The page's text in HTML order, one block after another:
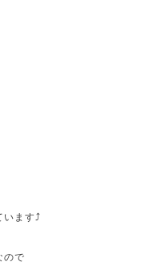
います⤴
ので